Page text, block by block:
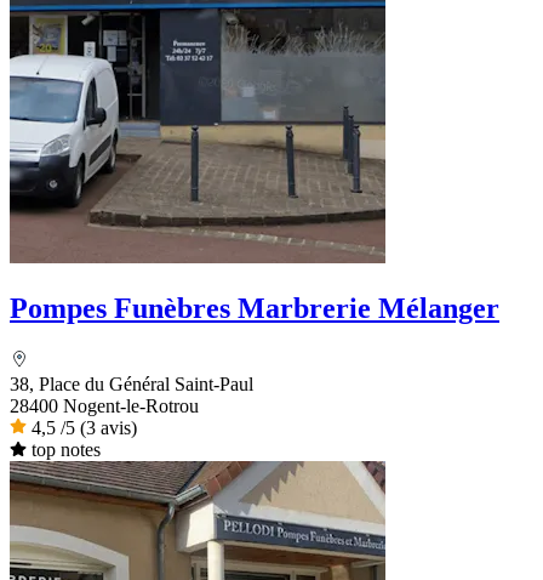
Pompes Funèbres Marbrerie Mélanger
38, Place du Général Saint-Paul
28400 Nogent-le-Rotrou
4,5 /5 (3 avis)
top notes